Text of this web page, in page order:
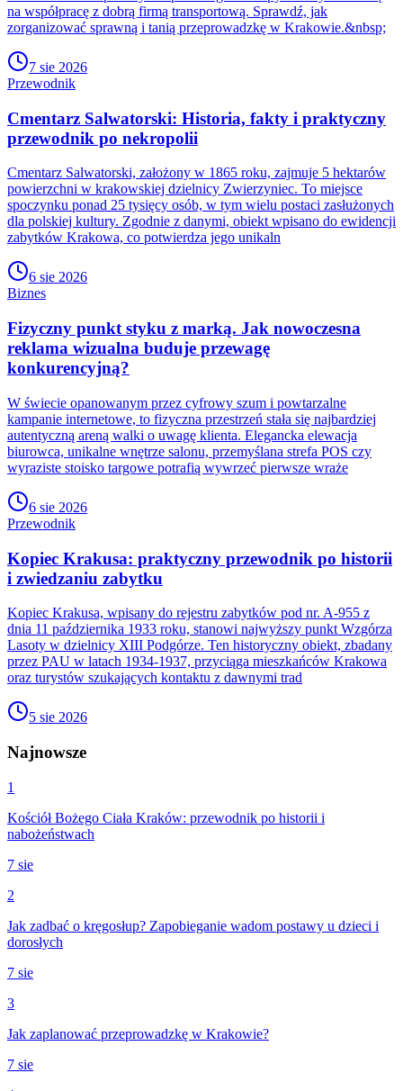
na współpracę z dobrą firmą transportową. Sprawdź, jak
zorganizować sprawną i tanią przeprowadzkę w Krakowie.&nbsp;
7 sie 2026
Przewodnik
Cmentarz Salwatorski: Historia, fakty i praktyczny
przewodnik po nekropolii
Cmentarz Salwatorski, założony w 1865 roku, zajmuje 5 hektarów
powierzchni w krakowskiej dzielnicy Zwierzyniec. To miejsce
spoczynku ponad 25 tysięcy osób, w tym wielu postaci zasłużonych
dla polskiej kultury. Zgodnie z danymi, obiekt wpisano do ewidencji
zabytków Krakowa, co potwierdza jego unikaln
6 sie 2026
Biznes
Fizyczny punkt styku z marką. Jak nowoczesna
reklama wizualna buduje przewagę
konkurencyjną?
W świecie opanowanym przez cyfrowy szum i powtarzalne
kampanie internetowe, to fizyczna przestrzeń stała się najbardziej
autentyczną areną walki o uwagę klienta. Elegancka elewacja
biurowca, unikalne wnętrze salonu, przemyślana strefa POS czy
wyraziste stoisko targowe potrafią wywrzeć pierwsze wraże
6 sie 2026
Przewodnik
Kopiec Krakusa: praktyczny przewodnik po historii
i zwiedzaniu zabytku
Kopiec Krakusa, wpisany do rejestru zabytków pod nr. A-955 z
dnia 11 października 1933 roku, stanowi najwyższy punkt Wzgórza
Lasoty w dzielnicy XIII Podgórze. Ten historyczny obiekt, zbadany
przez PAU w latach 1934-1937, przyciąga mieszkańców Krakowa
oraz turystów szukających kontaktu z dawnymi trad
5 sie 2026
Najnowsze
1
Kościół Bożego Ciała Kraków: przewodnik po historii i
nabożeństwach
7 sie
2
Jak zadbać o kręgosłup? Zapobieganie wadom postawy u dzieci i
dorosłych
7 sie
3
Jak zaplanować przeprowadzkę w Krakowie?
7 sie